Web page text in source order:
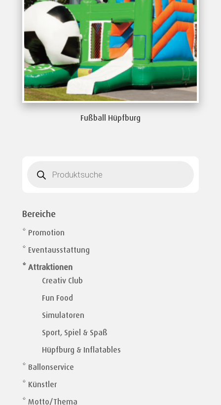
Fußball Hüpfburg
search
Bereiche
* Promotion
* Eventausstattung
* Attraktionen
Creativ Club
Fun Food
Simulatoren
Sport, Spiel & Spaß
Hüpfburg & Inflatables
* Ballonservice
* Künstler
* Motto/Thema